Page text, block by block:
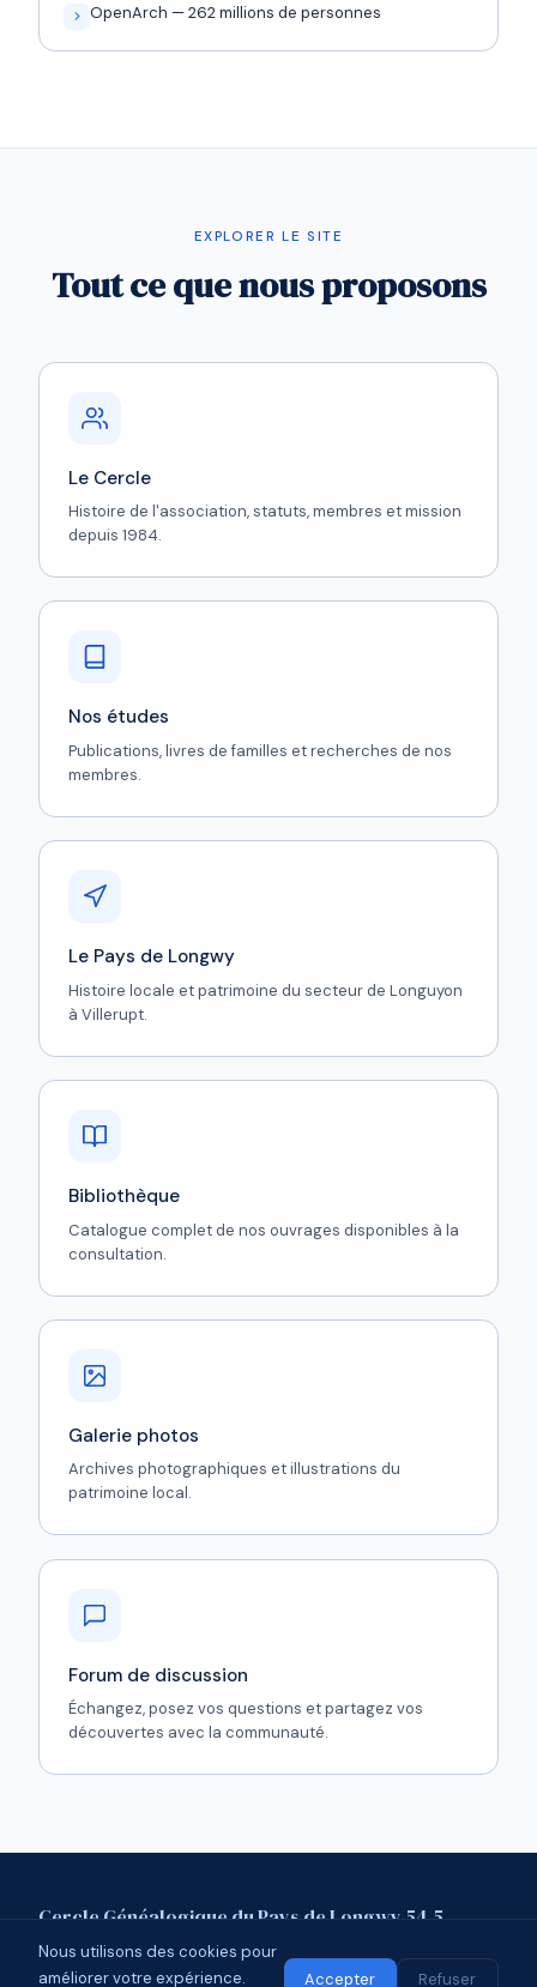
OpenArch — 262 millions de personnes
EXPLORER LE SITE
Tout ce que nous proposons
Le Cercle
Histoire de l'association, statuts, membres et mission
depuis 1984.
Nos études
Publications, livres de familles et recherches de nos
membres.
Le Pays de Longwy
Histoire locale et patrimoine du secteur de Longuyon
à Villerupt.
Bibliothèque
Catalogue complet de nos ouvrages disponibles à la
consultation.
Galerie photos
Archives photographiques et illustrations du
patrimoine local.
Forum de discussion
Échangez, posez vos questions et partagez vos
découvertes avec la communauté.
Cercle Généalogique du Pays de Longwy 54.5
Mentions légalesContactForum
© 2026 CGPL 54.5 · Affilié à l'UCGL
Nous utilisons des cookies pour
améliorer votre expérience.
Accepter Refuser